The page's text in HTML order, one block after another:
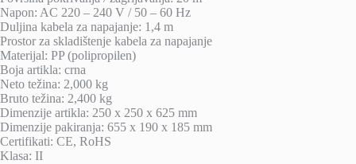
Napon: AC 220 – 240 V / 50 – 60 Hz
Duljina kabela za napajanje: 1,4 m
Prostor za skladištenje kabela za napajanje
Materijal: PP (polipropilen)
Boja artikla: crna
Neto težina: 2,000 kg
Bruto težina: 2,400 kg
Dimenzije artikla: 250 x 250 x 625 mm
Dimenzije pakiranja: 655 x 190 x 185 mm
Certifikati: CE, RoHS
Klasa: II